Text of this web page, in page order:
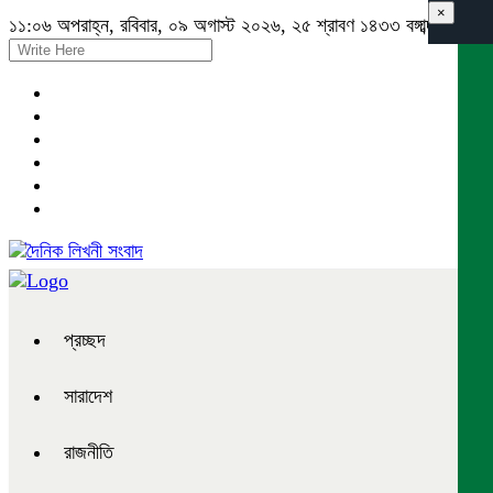
১১:০৬ অপরাহ্ন, রবিবার, ০৯ অগাস্ট ২০২৬, ২৫ শ্রাবণ ১৪৩৩ বঙ্গাব্দ
প্রচ্ছদ
সারাদেশ
রাজনীতি
×